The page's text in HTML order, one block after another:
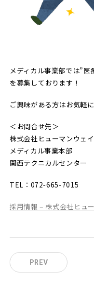
メディカル事業部では”
を募集しております！
ご興味がある方はお気軽
＜お問合せ先＞
株式会社ヒューマンウェ
メディカル事業本部
関西テクニカルセンター
TEL：072-665-7015
採用情報 – 株式会社ヒュ
PREV